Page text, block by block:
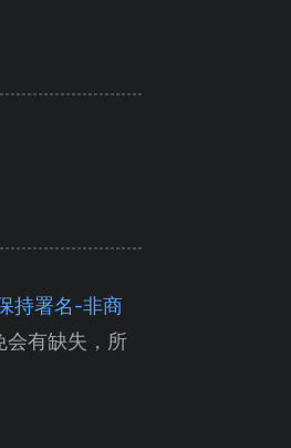
持署名-非商
会有缺失，所